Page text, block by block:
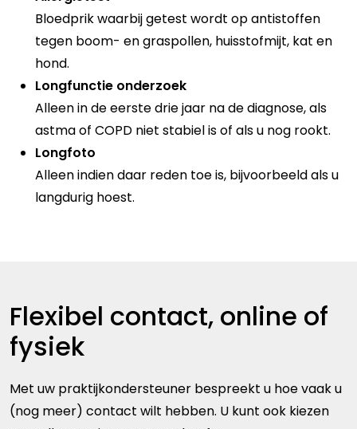
Bloedprik waarbij getest wordt op antistoffen
tegen boom- en graspollen, huisstofmijt, kat en
hond.
Longfunctie onderzoek
Alleen in de eerste drie jaar na de diagnose, als
astma of COPD niet stabiel is of als u nog rookt.
Longfoto
Alleen indien daar reden toe is, bijvoorbeeld als u
langdurig hoest.
Flexibel contact, online of
fysiek
Met uw praktijkondersteuner bespreekt u hoe vaak u
(nog meer) contact wilt hebben. U kunt ook kiezen